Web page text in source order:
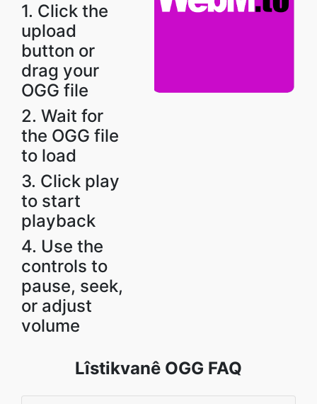
1. Click the
upload
button or
drag your
OGG file
2. Wait for
the OGG file
to load
3. Click play
to start
playback
4. Use the
controls to
pause, seek,
or adjust
volume
Lîstikvanê OGG FAQ